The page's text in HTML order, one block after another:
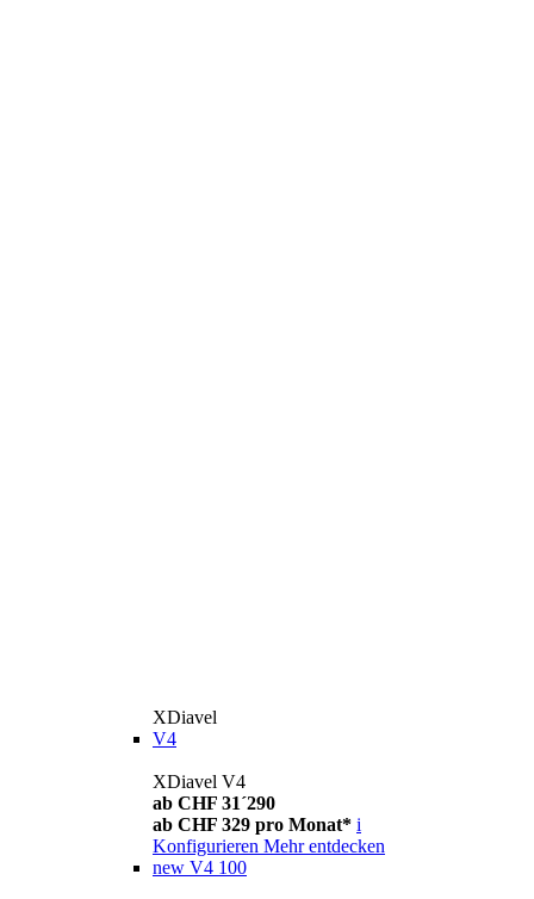
XDiavel
V4
XDiavel V4
ab CHF 31´290
ab CHF 329 pro Monat* i
Konfigurieren Mehr entdecken
new V4 100